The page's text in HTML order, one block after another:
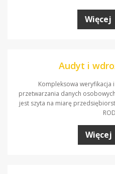
Więcej
Audyt i
Kompleksowa
przetwarzania danych
jest szyta na miarę
Więcej